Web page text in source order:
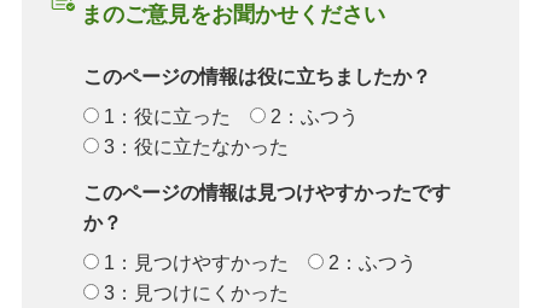
まのご意見をお聞かせください
このページの情報は役に立ちましたか？
1：役に立った
2：ふつう
3：役に立たなかった
このページの情報は見つけやすかったです
か？
1：見つけやすかった
2：ふつう
3：見つけにくかった